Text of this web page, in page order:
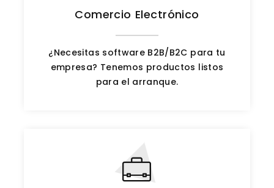
Comercio Electrónico
¿Necesitas software B2B/B2C para tu
empresa? Tenemos productos listos
para el arranque.